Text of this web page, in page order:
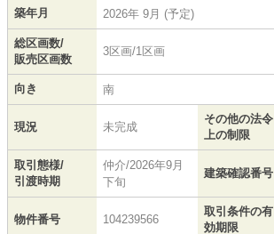
築年月 2026年 9月 (予定)
総区画数/
販売区画数
3区画/1区画
向き 南
現況 未完成
その他の法令
上の制限
取引態様/
引渡時期
仲介/2026年9月
下旬
建築確認番号
物件番号 104239566
取引条件の有
効期限